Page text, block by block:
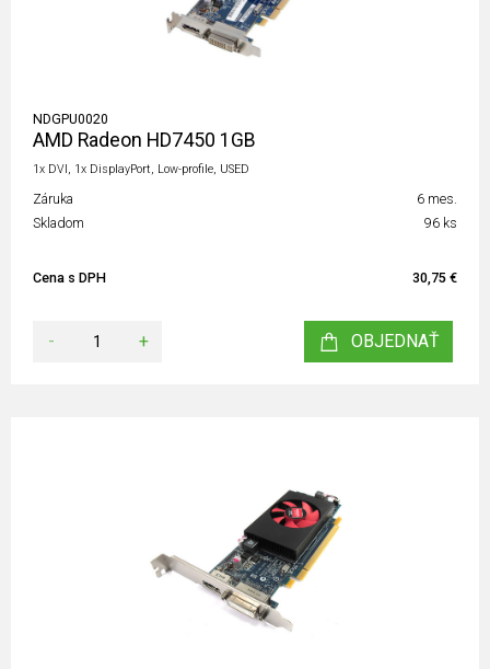
NDGPU0020
AMD Radeon HD7450 1GB
1x DVI, 1x DisplayPort, Low-profile, USED
Záruka
6 mes.
Skladom
96 ks
Cena s DPH 30,75 €
- + OBJEDNAŤ